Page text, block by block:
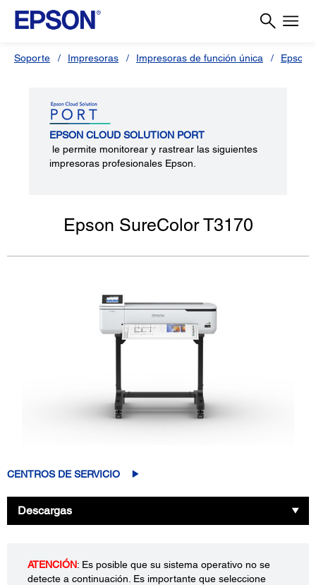
Soporte Impresoras Impresoras de función única Epson
EPSON CLOUD SOLUTION PORT
le permite monitorear y rastrear las siguientes
impresoras profesionales Epson.
Epson SureColor T3170
CENTROS DE SERVICIO
Descargas
ATENCIÓN: Es posible que su sistema operativo no se
detecte a continuación. Es importante que seleccione